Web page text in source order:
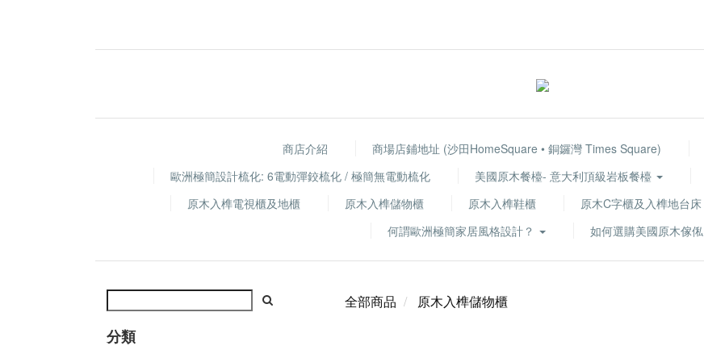
商店介紹 商場店鋪地址 (沙田HomeSquare • 銅鑼灣 Times Square)
歐洲極簡設計梳化: 6電動彈鉸梳化 / 極簡無電動梳化
美國原木餐檯- 意大利頂級岩板餐檯
原木入榫電視櫃及地櫃
原木入榫儲物櫃 原木入榫鞋櫃 原木C字櫃及入榫地台床
何謂歐洲極簡家居風格設計？
如何選購美國原木傢俬
分類
全部商品 原木入榫儲物櫃